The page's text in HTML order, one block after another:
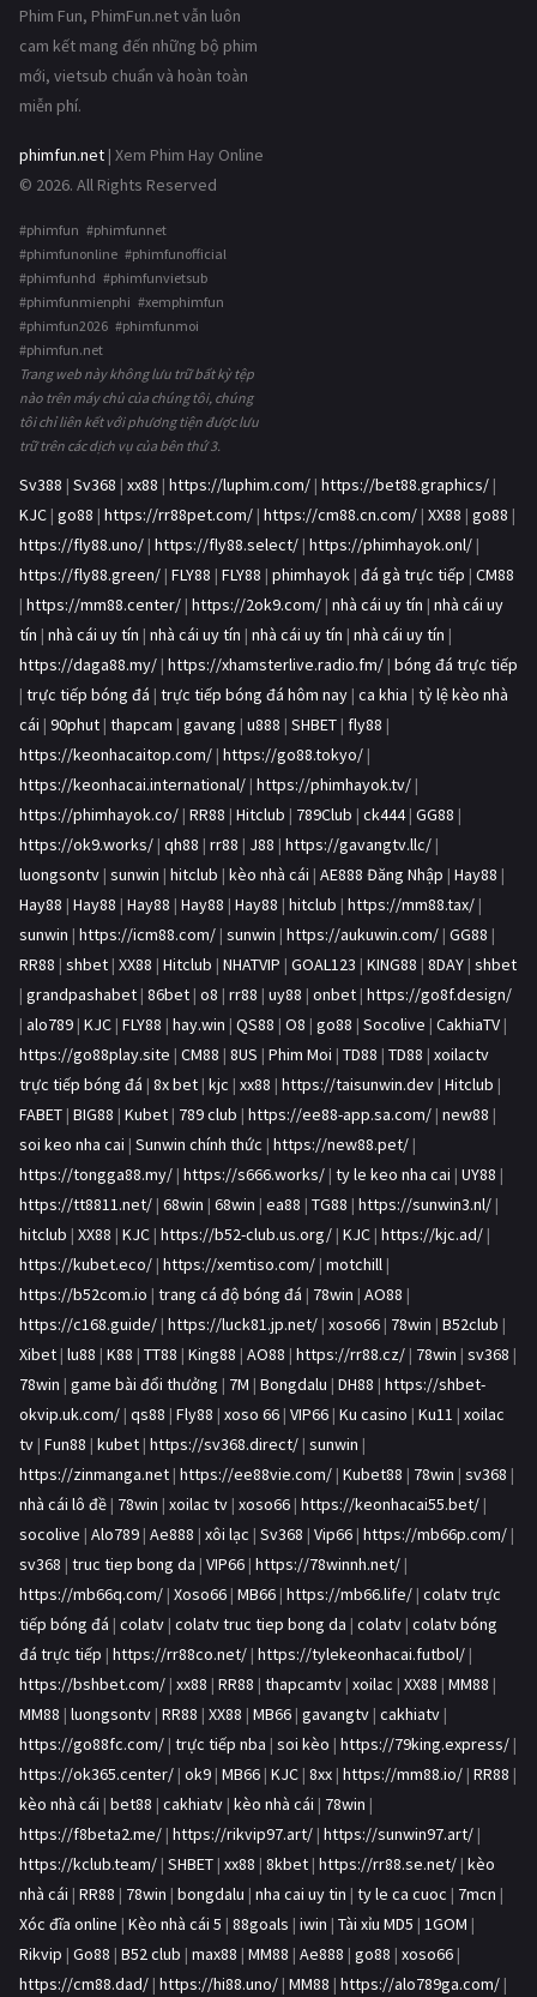
Phim Fun, PhimFun.net vẫn luôn
cam kết mang đến những bộ phim
mới, vietsub chuẩn và hoàn toàn
miễn phí.
phimfun.net | Xem Phim Hay Online
© 2026. All Rights Reserved
#phimfun #phimfunnet
#phimfunonline #phimfunofficial
#phimfunhd #phimfunvietsub
#phimfunmienphi #xemphimfun
#phimfun2026 #phimfunmoi
#phimfun.net
Trang web này không lưu trữ bất kỳ tệp
nào trên máy chủ của chúng tôi, chúng
tôi chỉ liên kết với phương tiện được lưu
trữ trên các dịch vụ của bên thứ 3.
Sv388 | Sv368 | xx88 | https://luphim.com/ | https://bet88.graphics/ |
KJC | go88 | https://rr88pet.com/ | https://cm88.cn.com/ | XX88 | go88 |
https://fly88.uno/ | https://fly88.select/ | https://phimhayok.onl/ |
https://fly88.green/ | FLY88 | FLY88 | phimhayok | đá gà trực tiếp | CM88
| https://mm88.center/ | https://2ok9.com/ | nhà cái uy tín | nhà cái uy
tín | nhà cái uy tín | nhà cái uy tín | nhà cái uy tín | nhà cái uy tín |
https://daga88.my/ | https://xhamsterlive.radio.fm/ | bóng đá trực tiếp
| trực tiếp bóng đá | trực tiếp bóng đá hôm nay | ca khia | tỷ lệ kèo nhà
cái | 90phut | thapcam | gavang | u888 | SHBET | fly88 |
https://keonhacaitop.com/ | https://go88.tokyo/ |
https://keonhacai.international/ | https://phimhayok.tv/ |
https://phimhayok.co/ | RR88 | Hitclub | 789Club | ck444| GG88 |
https://ok9.works/ | qh88 | rr88 | J88 | https://gavangtv.llc/ |
luongsontv | sunwin | hitclub | kèo nhà cái | AE888 Đăng Nhập | Hay88 |
Hay88 | Hay88 | Hay88 | Hay88 | Hay88 | hitclub | https://mm88.tax/ |
sunwin | https://icm88.com/ | sunwin | https://aukuwin.com/ | GG88 |
RR88 | shbet | XX88 | Hitclub | NHATVIP | GOAL123 | KING88 | 8DAY | shbet
| grandpashabet | 86bet | o8 | rr88 | uy88 | onbet | https://go8f.design/
| alo789 | KJC | FLY88 | hay.win | QS88 | O8 | go88 | Socolive | CakhiaTV |
https://go88play.site | CM88 | 8US | Phim Moi | TD88 | TD88 | xoilactv
trực tiếp bóng đá | 8x bet | kjc | xx88 | https://taisunwin.dev | Hitclub |
FABET | BIG88 | Kubet | 789 club | https://ee88-app.sa.com/ | new88 |
soi keo nha cai | Sunwin chính thức | https://new88.pet/ |
https://tongga88.my/ | https://s666.works/ | ty le keo nha cai | UY88 |
https://tt8811.net/ | 68win | 68win | ea88 | TG88 | https://sunwin3.nl/ |
hitclub | XX88 | KJC | https://b52-club.us.org/ | KJC | https://kjc.ad/ |
https://kubet.eco/ | https://xemtiso.com/ | motchill |
https://b52com.io | trang cá độ bóng đá | 78win | AO88 |
https://c168.guide/ | https://luck81.jp.net/ | xoso66 | 78win | B52club |
Xibet | lu88 | K88 | TT88 | King88 | AO88 | https://rr88.cz/ | 78win | sv368 |
78win | game bài đổi thưởng | 7M | Bongdalu | DH88 | https://shbet-
okvip.uk.com/ | qs88 | Fly88 | xoso 66 | VIP66 | Ku casino | Ku11 | xoilac
tv | Fun88 | kubet | https://sv368.direct/ | sunwin |
https://zinmanga.net | https://ee88vie.com/ | Kubet88 | 78win | sv368 |
nhà cái lô đề | 78win | xoilac tv | xoso66 | https://keonhacai55.bet/ |
socolive | Alo789 | Ae888 | xôi lạc | Sv368 | Vip66 | https://mb66p.com/ |
sv368 | truc tiep bong da | VIP66 | https://78winnh.net/ |
https://mb66q.com/ | Xoso66 | MB66 | https://mb66.life/ | colatv trực
tiếp bóng đá | colatv | colatv truc tiep bong da | colatv | colatv bóng
đá trực tiếp | https://rr88co.net/ | https://tylekeonhacai.futbol/ |
https://bshbet.com/ | xx88 | RR88 | thapcamtv | xoilac | XX88 | MM88 |
MM88 | luongsontv | RR88 | XX88 | MB66 | gavangtv | cakhiatv |
https://go88fc.com/ | trực tiếp nba | soi kèo | https://79king.express/ |
https://ok365.center/ | ok9 | MB66 | KJC | 8xx | https://mm88.io/ | RR88 |
kèo nhà cái | bet88 | cakhiatv | kèo nhà cái | 78win |
https://f8beta2.me/ | https://rikvip97.art/ | https://sunwin97.art/ |
https://kclub.team/ | SHBET | xx88 | 8kbet | https://rr88.se.net/ | kèo
nhà cái | RR88 | 78win | bongdalu | nha cai uy tin | ty le ca cuoc | 7mcn |
Xóc đĩa online | Kèo nhà cái 5 | 88goals | iwin | Tài xỉu MD5 | 1GOM |
Rikvip | Go88 | B52 club | max88 | MM88 | Ae888 | go88 | xoso66 |
https://cm88.dad/ | https://hi88.uno/ | MM88 | https://alo789ga.com/ |